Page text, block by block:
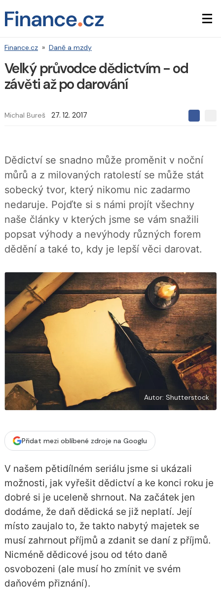
Finance.cz » Daně a mzdy
Velký průvodce dědictvím - od
závěti až po darování
Michal Bureš 27. 12. 2017
S
l
e
t
S
j
e
n
a
e
o
k
Dědictví se snadno může proměnit v noční
můrů a z milovaných ratolestí se může stát
sobecký tvor, který nikomu nic zadarmo
nedaruje. Pojďte si s námi projít všechny
naše články v kterých jsme se vám snažili
popsat výhody a nevýhody různých forem
dědění a také to, kdy je lepší věci darovat.
Autor: Shutterstock
Přidat mezi oblíbené zdroje na Googlu
V našem pětidílném seriálu jsme si ukázali
možnosti, jak vyřešit dědictví a ke konci roku je
dobré si je uceleně shrnout. Na začátek jen
dodáme, že daň dědická se již neplatí. Její
místo zaujalo to, že takto nabytý majetek se
musí zahrnout příjmů a zdanit se daní z příjmů.
Nicméně dědicové jsou od této daně
osvobozeni (ale musí ho zmínit ve svém
daňovém přiznání).